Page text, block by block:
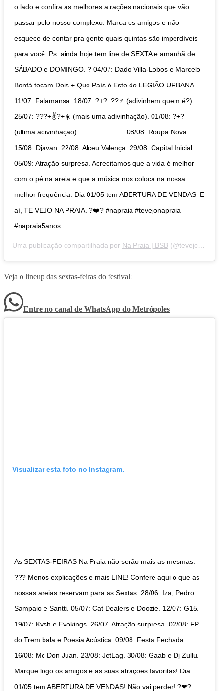
o lado e confira as melhores atrações nacionais que vão
passar pelo nosso complexo. Marca os amigos e não
esquece de contar pra gente quais quintas são imperdíveis
para você. Ps: ainda hoje tem line de SEXTA e amanhã de
SÁBADO e DOMINGO. ? 04/07: Dado Villa-Lobos e Marcelo
Bonfá tocam Dois + Que País é Este do LEGIÃO URBANA.
11/07: Falamansa. 18/07: ?+?+??‍♂️ (adivinhem quem é?).
25/07: ??‍?+✌?+☀️ (mais uma adivinhação). 01/08: ?+?
(última adivinhação). ⠀⠀⠀⠀⠀⠀⠀⠀⠀ 08/08: Roupa Nova.
15/08: Djavan. 22/08: Alceu Valença. 29/08: Capital Inicial.
05/09: Atração surpresa. Acreditamos que a vida é melhor
com o pé na areia e que a música nos coloca na nossa
melhor frequência. Dia 01/05 tem ABERTURA DE VENDAS! E
aí, TE VEJO NA PRAIA. ?❤️? #napraia #tevejonapraia
#napraia5anos
Uma publicação compartilhada por Na Praia | BSB (@tevejonapraia) em
Veja o lineup das sextas-feiras do festival:
Entre no canal de WhatsApp do Metrópoles
Visualizar esta foto no Instagram.
As SEXTAS-FEIRAS Na Praia não serão mais as mesmas.
??? Menos explicações e mais LINE! Confere aqui o que as
nossas areias reservam para as Sextas. 28/06: Iza, Pedro
Sampaio e Santti. 05/07: Cat Dealers e Doozie. 12/07: G15.
19/07: Kvsh e Evokings. 26/07: Atração surpresa. 02/08: FP
do Trem bala e Poesia Acústica. 09/08: Festa Fechada.
16/08: Mc Don Juan. 23/08: JetLag. 30/08: Gaab e Dj Zullu.
Marque logo os amigos e as suas atrações favoritas! Dia
01/05 tem ABERTURA DE VENDAS! Não vai perder! ?❤?